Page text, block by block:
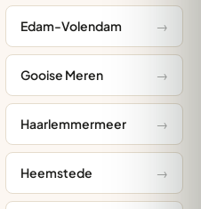
Edam-Volendam
Gooise Meren
Haarlemmermeer
Heemstede